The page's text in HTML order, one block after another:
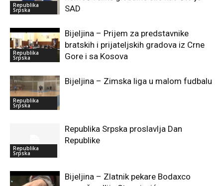
Republika
Srpska
SAD
Republika
Srpska
Bijeljina – Prijem za predstavnike
bratskih i prijateljskih gradova iz Crne
Gore i sa Kosova
Republika
Srpska
Bijeljina – Zimska liga u malom fudbalu
Republika
Srpska
Republika Srpska proslavlja Dan
Republike
Bijeljina – Zlatnik pekare Bodaxco